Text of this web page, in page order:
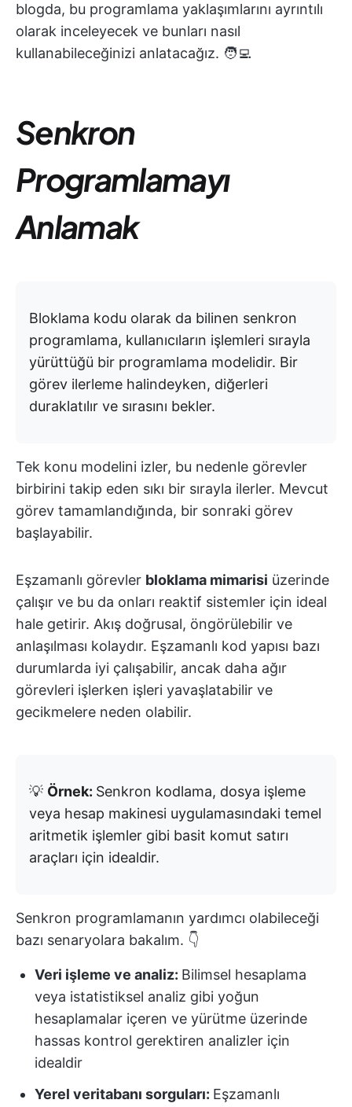
blogda, bu programlama yaklaşımlarını ayrıntılı
olarak inceleyecek ve bunları nasıl
kullanabileceğinizi anlatacağız. 🧑‍💻
Senkron
Programlamayı
Anlamak
Bloklama kodu olarak da bilinen senkron
programlama, kullanıcıların işlemleri sırayla
yürüttüğü bir programlama modelidir. Bir
görev ilerleme halindeyken, diğerleri
duraklatılır ve sırasını bekler.
Tek konu modelini izler, bu nedenle görevler
birbirini takip eden sıkı bir sırayla ilerler. Mevcut
görev tamamlandığında, bir sonraki görev
başlayabilir.
Eşzamanlı görevler bloklama mimarisi üzerinde
çalışır ve bu da onları reaktif sistemler için ideal
hale getirir. Akış doğrusal, öngörülebilir ve
anlaşılması kolaydır. Eşzamanlı kod yapısı bazı
durumlarda iyi çalışabilir, ancak daha ağır
görevleri işlerken işleri yavaşlatabilir ve
gecikmelere neden olabilir.
💡 Örnek: Senkron kodlama, dosya işleme
veya hesap makinesi uygulamasındaki temel
aritmetik işlemler gibi basit komut satırı
araçları için idealdir.
Senkron programlamanın yardımcı olabileceği
bazı senaryolara bakalım. 👇
Veri işleme ve analiz: Bilimsel hesaplama
veya istatistiksel analiz gibi yoğun
hesaplamalar içeren ve yürütme üzerinde
hassas kontrol gerektiren analizler için
idealdir
Yerel veritabanı sorguları: Eşzamanlı